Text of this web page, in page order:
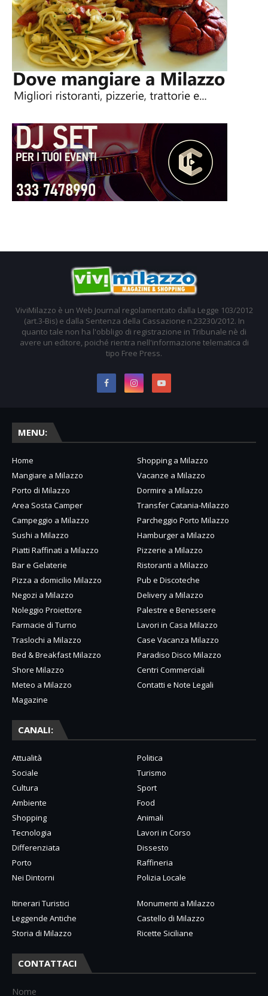
ViviMilazzo è un Web Journal regolamentato dalla Legge 103/2012
(art.3-Bis) e dalla Sentenza della Cassazione n.23230/2012. In
quanto tale non ha l'obbligo di registrazione in Tribunale nè di
avere un editore, poiché rientra nell'informazione telematica di
tipo Free Press.
MENU:
Home
Shopping a Milazzo
Mangiare a Milazzo
Vacanze a Milazzo
Porto di Milazzo
Dormire a Milazzo
Area Sosta Camper
Transfer Catania-Milazzo
Campeggio a Milazzo
Parcheggio Porto Milazzo
Sushi a Milazzo
Hamburger a Milazzo
Piatti Raffinati a Milazzo
Pizzerie a Milazzo
Bar e Gelaterie
Ristoranti a Milazzo
Pizza a domicilio Milazzo
Pub e Discoteche
Negozi a Milazzo
Delivery a Milazzo
Noleggio Proiettore
Palestre e Benessere
Farmacie di Turno
Lavori in Casa Milazzo
Traslochi a Milazzo
Case Vacanza Milazzo
Bed & Breakfast Milazzo
Paradiso Disco Milazzo
Shore Milazzo
Centri Commerciali
Meteo a Milazzo
Contatti e Note Legali
Magazine
CANALI:
Attualità
Politica
Sociale
Turismo
Cultura
Sport
Ambiente
Food
Shopping
Animali
Tecnologia
Lavori in Corso
Differenziata
Dissesto
Porto
Raffineria
Nei Dintorni
Polizia Locale
Itinerari Turistici
Monumenti a Milazzo
Leggende Antiche
Castello di Milazzo
Storia di Milazzo
Ricette Siciliane
CONTATTACI
Nome